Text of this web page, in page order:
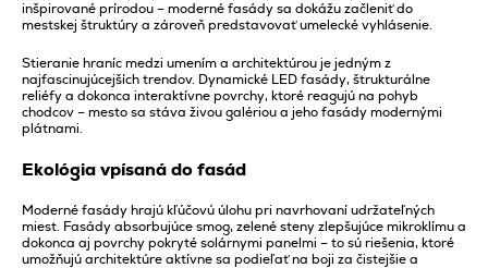
inšpirované prírodou – moderné fasády sa dokážu začleniť do
mestskej štruktúry a zároveň predstavovať umelecké vyhlásenie.
Stieranie hraníc medzi umením a architektúrou je jedným z
najfascinujúcejších trendov. Dynamické LED fasády, štrukturálne
reliéfy a dokonca interaktívne povrchy, ktoré reagujú na pohyb
chodcov – mesto sa stáva živou galériou a jeho fasády modernými
plátnami.
Ekológia vpísaná do fasád
Moderné fasády hrajú kľúčovú úlohu pri navrhovaní udržateľných
miest. Fasády absorbujúce smog, zelené steny zlepšujúce mikroklímu a
dokonca aj povrchy pokryté solárnymi panelmi – to sú riešenia, ktoré
umožňujú architektúre aktívne sa podieľať na boji za čistejšie a